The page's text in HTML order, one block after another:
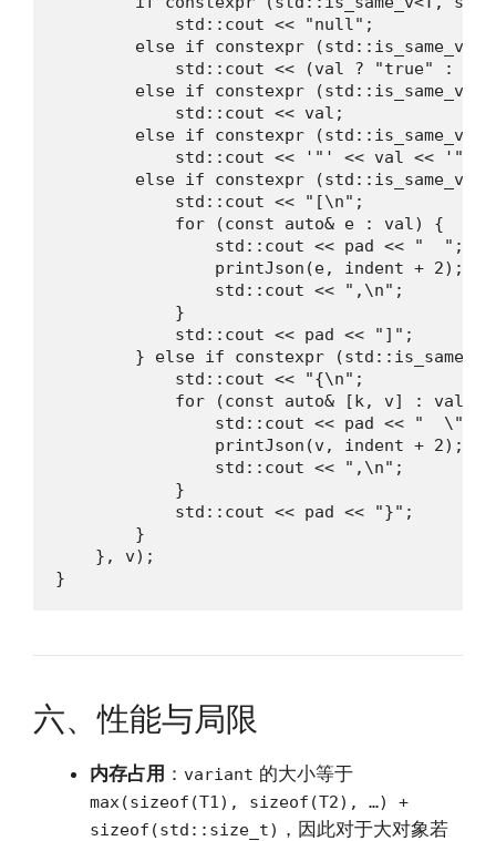
            std::cout << "null";
else if constexpr
std::cout << (val ? "true" :
else if constexpr
            std::cout << val;
else if constexpr
            std::cout << '"' << val << '"';
else if constexpr
            std::cout << "[\n";
            for (const auto& e : val) {
                std::cout << pad << "  ";
                printJson(e, indent + 2);
                std::cout << ",\n";
            }
            std::cout << pad << "]";
} else if constexpr
            std::cout << "{\n";
            for (const auto& [k, v] : val) {
std::cout << pad << "  \""
                printJson(v, indent + 2);
                std::cout << ",\n";
            }
            std::cout << pad << "}";
        }
    }, v);
}
六、性能与局限
内存占用 ： variant 的大小等于
max(sizeof(T1), sizeof(T2), …) +
sizeof(std::size_t) ，因此对于大对象若